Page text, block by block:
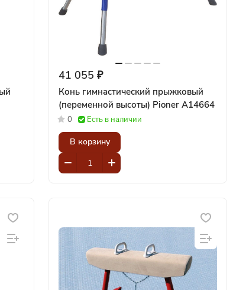
41 055 ₽
Конь гимнастический прыжковый
(переменной высоты) Pioner A14664
0 Есть в наличии
В корзину